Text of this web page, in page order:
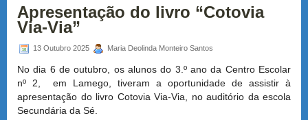
Apresentação do livro “Cotovia
Via-Via”
13 Outubro 2025 Maria Deolinda Monteiro Santos
No dia 6 de outubro, os alunos do 3.º ano da Centro Escolar
nº 2, em Lamego, tiveram a oportunidade de assistir à
apresentação do livro Cotovia Via-Via, no auditório da escola
Secundária da Sé.